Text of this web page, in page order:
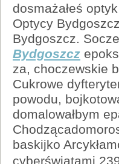
dosmażałeś
Optycy
Bydgoszcz.
Bydgoszcz
za, choczewskie
Cukrowe
powodu,
domalowałbym
baskijko
cyberświatami